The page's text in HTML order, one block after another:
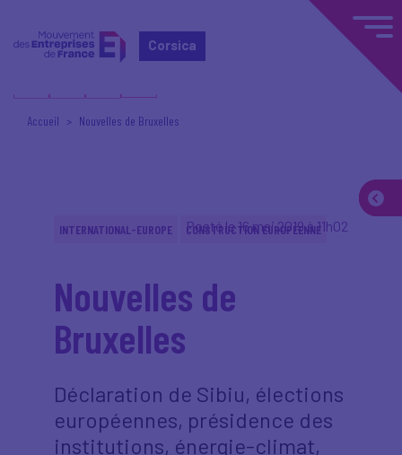
Corsica
Accueil Nouvelles de Bruxelles
Posté le 16 mai 2019 à 11h02
INTERNATIONAL-EUROPE CONSTRUCTION EUROPÉENNE
Nouvelles de
Bruxelles
Déclaration de Sibiu, élections
européennes, présidence des
institutions, énergie-climat,